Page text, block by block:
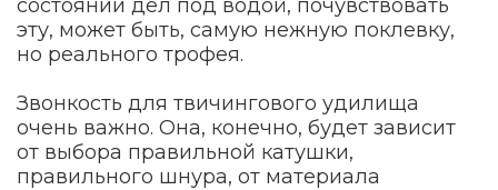
состоянии дел под водой, почувствовать
эту, может быть, самую нежную поклевку,
но реального трофея.
Звонкость для твичингового удилища
очень важно. Она, конечно, будет зависит
от выбора правильной катушки,
правильного шнура, от материала